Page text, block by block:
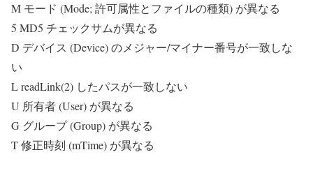
M モード (Mode; 許可属性とファイルの種類) が異なる
5 MD5 チェックサムが異なる
D デバイス (Device) のメジャー/マイナー番号が一致しな
い
L readLink(2) したパスが一致しない
U 所有者 (User) が異なる
G グループ (Group) が異なる
T 修正時刻 (mTime) が異なる